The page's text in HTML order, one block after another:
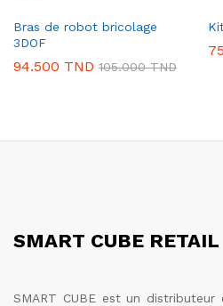
Bras de robot bricolage
3DOF
94.500 TND 105.000TND
SMART CUBE RETAIL
SMART CUBE est un